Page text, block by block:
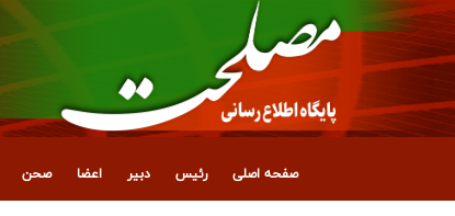
صفحه اصلی رئیس دبیر اعضا صحن